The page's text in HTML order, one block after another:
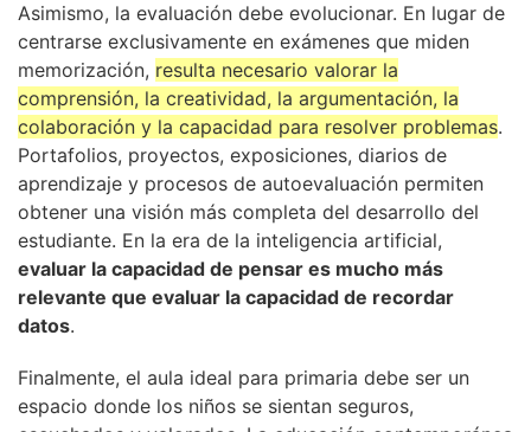
Asimismo, la evaluación debe evolucionar. En lugar de
centrarse exclusivamente en exámenes que miden
memorización, resulta necesario valorar la
comprensión, la creatividad, la argumentación, la
colaboración y la capacidad para resolver problemas.
Portafolios, proyectos, exposiciones, diarios de
aprendizaje y procesos de autoevaluación permiten
obtener una visión más completa del desarrollo del
estudiante. En la era de la inteligencia artificial,
evaluar la capacidad de pensar es mucho más
relevante que evaluar la capacidad de recordar
datos.
Finalmente, el aula ideal para primaria debe ser un
espacio donde los niños se sientan seguros,